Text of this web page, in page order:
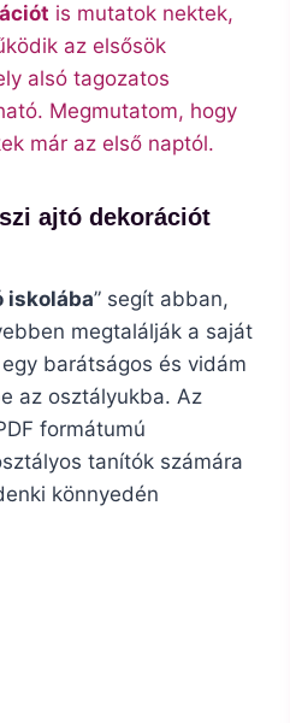
is mutatok nektek,
az elsősök
alsó tagozatos
Megmutatom, hogy
már az első naptól.
ajtó dekorációt
iskolába” segít abban,
megtalálják a saját
barátságos és vidám
az osztályukba. Az
formátumú
tanítók számára
könnyedén